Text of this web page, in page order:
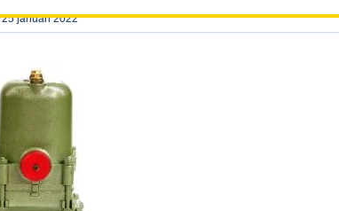
25 januari 2022